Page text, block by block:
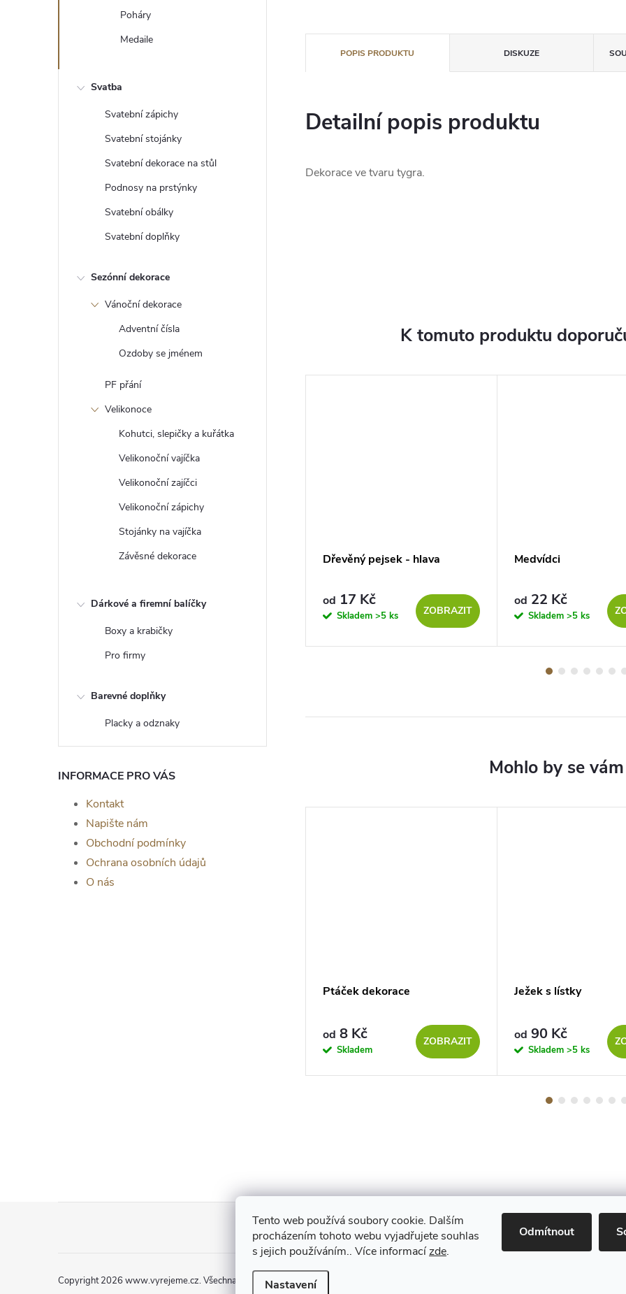
Tento web používá soubory cookie. Dalším
procházením tohoto webu vyjadřujete souhlas
s jejich používáním.. Více informacízde.
Nastavení
Odmítnout
e
Poháry
Medaile
Svatba
Svatební zápichy
Svatební stojánky
Svatební dekorace na stůl
Podnosy na prstýnky
Svatební obálky
Svatební doplňky
Sezónní dekorace
Vánoční dekorace
Adventní čísla
Ozdoby se jménem
PF přání
Velikonoce
Kohutci, slepičky a kuřátka
Velikonoční vajíčka
Velikonoční zajíčci
Velikonoční zápichy
Stojánky na vajíčka
Závěsné dekorace
Dárkové a firemní balíčky
Boxy a krabičky
Pro firmy
Barevné doplňky
Placky a odznaky
INFORMACE PRO VÁS
Kontakt
Napište nám
Obchodní podmínky
Ochrana osobních údajů
O nás
POPIS PRODUKTU DISKUZE
Detailní popis produktu
Dekorace ve tvaru tygra.
K tomuto produktu
ZOBRAZIT
Sova dřevěná
od12 Kč
Dřevěný pejsek - hlava
od 17 Kč
Skladem >5 ks ZOBRAZIT
Medvídci
od 22 Kč
Skladem >5 ks
Ptáček dekorace
od 8 Kč
Skladem
ZOBRAZIT
Ježek s lístky
od 90 Kč
Skladem >5 ks
Maestro
Copyright 2026 www.vyrejeme.cz. Všechna práva vyhrazena.Upravit nastavení cookies